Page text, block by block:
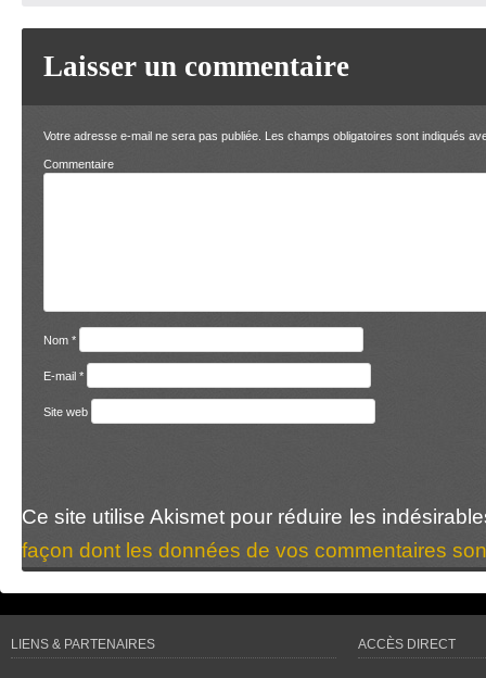
Laisser un commentaire
Votre adresse e-mail ne sera pas publiée. Les champs obligatoires sont indiqués
Nom *
E-mail *
Site web
Ce site utilise Akismet pour réduire les
façon dont les données de vos commentaires
LIENS & PARTENAIRES ACCÈS DIRECT